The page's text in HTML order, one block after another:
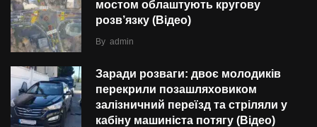
мостом облаштують кругову
розв’язку (Відео)
By admin
Заради розваги: двоє молодиків
перекрили позашляховиком
залізничний переїзд та стріляли у
кабіну машиніста потягу (Відео)